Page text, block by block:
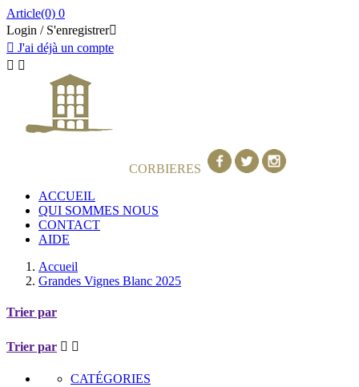
Article(0) 0
Login / S'enregistrer
 J'ai déjà un compte
 
CORBIERES
ACCUEIL
QUI SOMMES NOUS
CONTACT
AIDE
Accueil
Grandes Vignes Blanc 2025
Trier par
Trier par  
CATÉGORIES